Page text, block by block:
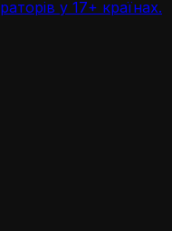
у 17+ країнах.